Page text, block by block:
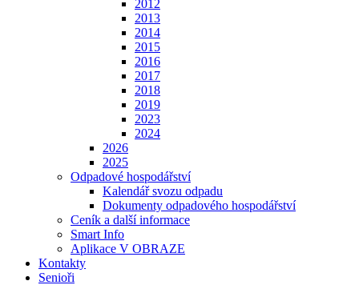
2012
2013
2014
2015
2016
2017
2018
2019
2023
2024
2026
2025
Odpadové hospodářství
Kalendář svozu odpadu
Dokumenty odpadového hospodářství
Ceník a další informace
Smart Info
Aplikace V OBRAZE
Kontakty
Senioři